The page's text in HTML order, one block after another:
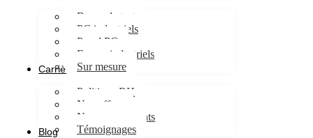
Bancs de test
PC industriels
Panel PC
Ecrans industriels
Sur mesure
Carrières
Politique RH
Nos offres
Nos engagements
Témoignages
Blog